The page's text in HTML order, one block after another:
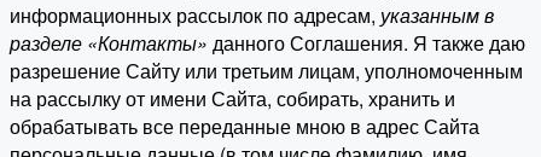
информационных рассылок по адресам, указанным в
разделе «Контакты» данного Соглашения. Я также даю
разрешение Сайту или третьим лицам, уполномоченным
на рассылку от имени Сайта, собирать, хранить и
обрабатывать все переданные мною в адрес Сайта